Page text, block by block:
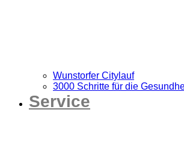
Wunstorfer Citylauf
3000 Schritte für die
Service